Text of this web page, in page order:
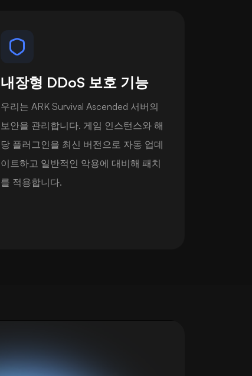
내장형 DDoS 보호 기능
우리는 ARK Survival Ascended 서버의
보안을 관리합니다. 게임 인스턴스와 해
당 플러그인을 최신 버전으로 자동 업데
이트하고 일반적인 악용에 대비해 패치
를 적용합니다.